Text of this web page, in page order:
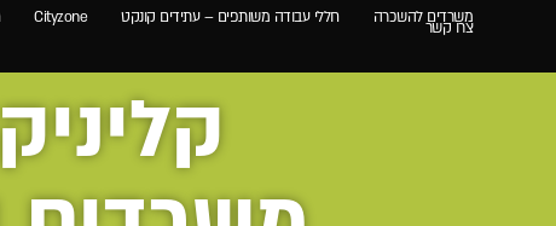
משרדים להשכרה חללי עבודה משותפים – עתידים קונקט Cityzone
צרו קשר